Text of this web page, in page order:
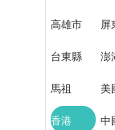
高雄市 屏
台東縣 澎
馬祖 美
香港 中